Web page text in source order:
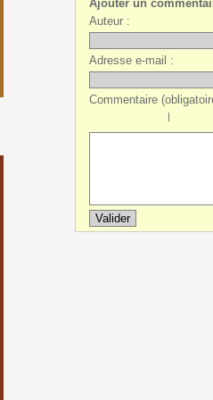
Ajouter un
Auteur :
Adresse e-mail :
Commentaire
|